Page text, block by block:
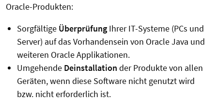
Oracle-Produkten:
Sorgfältige ÜberprüfungIhrer IT-Systeme (PCs und
Server) auf das Vorhandensein von Oracle Java und
weiteren Oracle Applikationen.
Umgehende Deinstallation der Produkte von allen
Geräten, wenn diese Software nicht genutzt wird
bzw. nicht erforderlich ist.